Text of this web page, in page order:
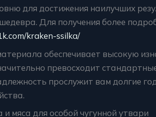
для достижения наилучших
Для получения более
kraken-ssilka/
обеспечивает высокую
превосходит
прослужит вам долгие
мяса для особой чугунной утвари